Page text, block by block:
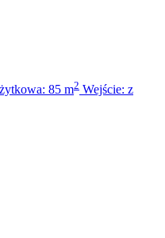
85 m2 Wejście: z